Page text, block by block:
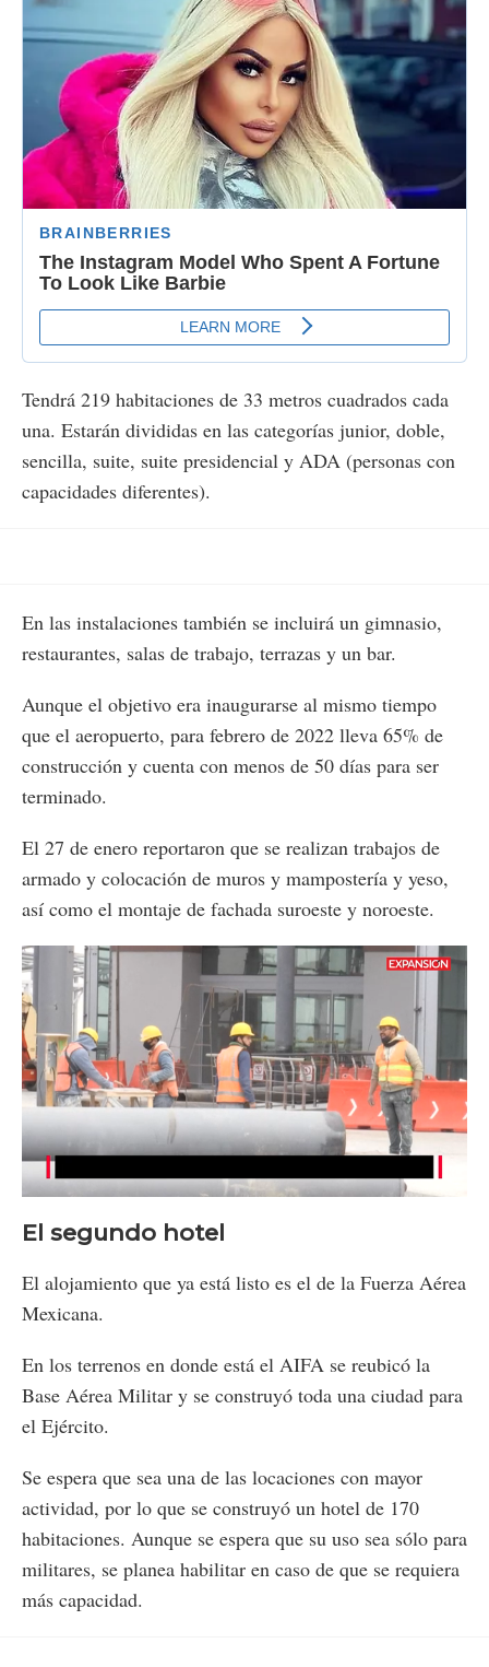
Tendrá 219 habitaciones de 33 metros cuadrados cada
una. Estarán divididas en las categorías junior, doble,
sencilla, suite, suite presidencial y ADA (personas con
capacidades diferentes).
En las instalaciones también se incluirá un gimnasio,
restaurantes, salas de trabajo, terrazas y un bar.
Aunque el objetivo era inaugurarse al mismo tiempo
que el aeropuerto, para febrero de 2022 lleva 65% de
construcción y cuenta con menos de 50 días para ser
terminado.
El 27 de enero reportaron que se realizan trabajos de
armado y colocación de muros y mampostería y yeso,
así como el montaje de fachada suroeste y noroeste.
Unmute Loaded:
51.30%
El segundo hotel
El alojamiento que ya está listo es el de la Fuerza Aérea
Mexicana.
En los terrenos en donde está el AIFA se reubicó la
Base Aérea Militar y se construyó toda una ciudad para
el Ejército.
Se espera que sea una de las locaciones con mayor
actividad, por lo que se construyó un hotel de 170
habitaciones. Aunque se espera que su uso sea sólo para
militares, se planea habilitar en caso de que se requiera
más capacidad.